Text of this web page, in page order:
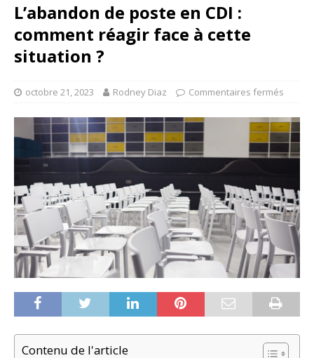
L’abandon de poste en CDI :
comment réagir face à cette
situation ?
octobre 21, 2023 Rodney Diaz Commentaires fermés
Contenu de l'article